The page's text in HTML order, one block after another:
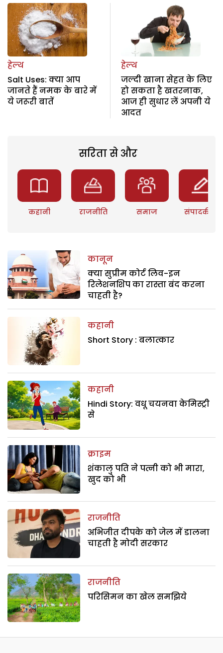
हेल्थ
Salt Uses: क्या आप
जानते हैं नमक के बारे में
ये जरूरी बातें
हेल्थ
जल्दी खाना सेहत के लिए
हो सकता है खतरनाक,
आज ही सुधार लें अपनी ये
आदत
सरिता से और
कहानी राजनीति समाज संपादकीय
कानून
क्या सुप्रीम कोर्ट लिव-इन
रिलेशनशिप का रास्ता बंद करना
चाहती है?
कहानी
Short Story : बलात्कार
कहानी
Hindi Story: वधू चयनवा केमिस्ट्री
से
क्राइम
शंकालु पति ने पत्नी को भी मारा,
खुद को भी
राजनीति
अभिजीत दीपके को जेल में डालना
चाहती है मोदी सरकार
राजनीति
परिसिमन का खेल समझिये